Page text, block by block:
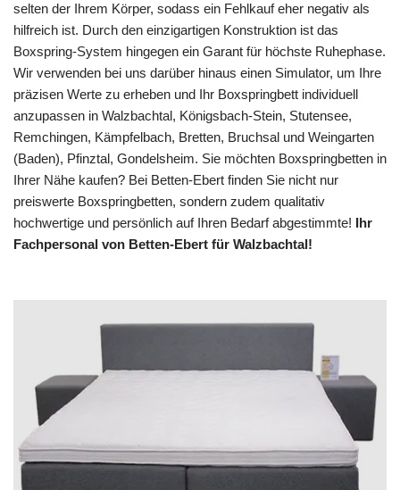
selten der Ihrem Körper, sodass ein Fehlkauf eher negativ als
hilfreich ist. Durch den einzigartigen Konstruktion ist das
Boxspring-System hingegen ein Garant für höchste Ruhephase.
Wir verwenden bei uns darüber hinaus einen Simulator, um Ihre
präzisen Werte zu erheben und Ihr Boxspringbett individuell
anzupassen in Walzbachtal, Königsbach-Stein, Stutensee,
Remchingen, Kämpfelbach, Bretten, Bruchsal und Weingarten
(Baden), Pfinztal, Gondelsheim. Sie möchten Boxspringbetten in
Ihrer Nähe kaufen? Bei Betten-Ebert finden Sie nicht nur
preiswerte Boxspringbetten, sondern zudem qualitativ
hochwertige und persönlich auf Ihren Bedarf abgestimmte! Ihr
Fachpersonal von Betten-Ebert für Walzbachtal!